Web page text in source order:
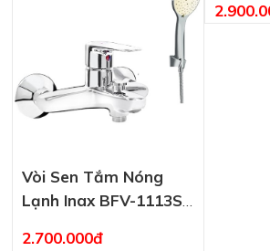
Vòi Sen Tắm Nóng
Lạnh Inax BFV-1113S-
2.700.000đ